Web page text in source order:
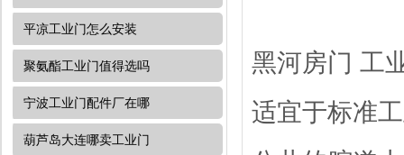
平凉工业门怎么安装
聚氨酯工业门值得选吗
宁波工业门配件厂在哪
葫芦岛大连哪卖工业门
黑河房门 工
适宜于标准